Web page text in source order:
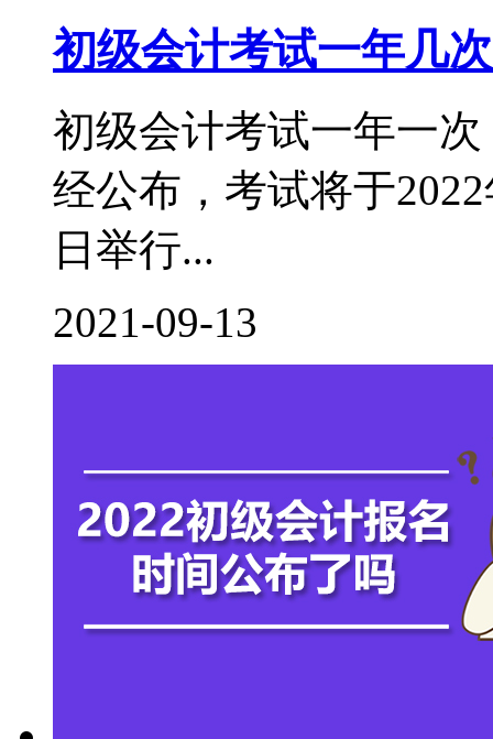
初级会计考试一年几
初级会计考试一年一
经公布，考试将于
日举行...
2021-09-13